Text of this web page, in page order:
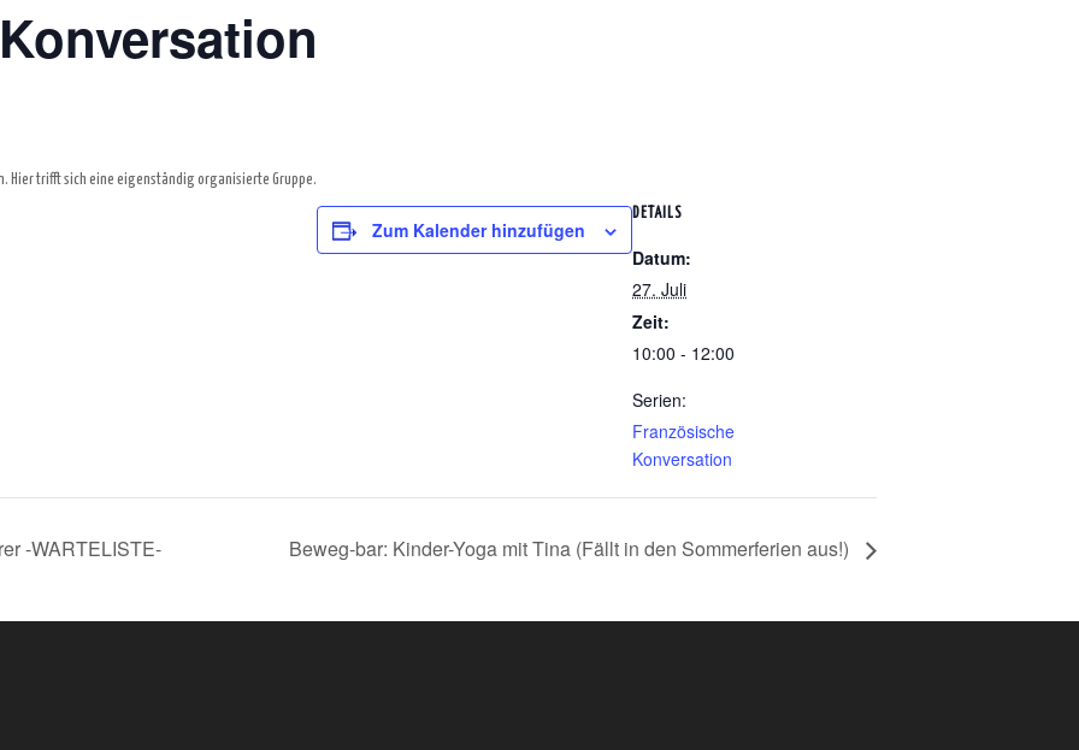
Hier trifft sich eine eigenständig organisierte Gruppe.
Zum Kalender hinzufügen
DETAILS
Datum:
27. Juli
Zeit:
10:00 - 12:00
Serien:
Französische
Konversation
-WARTELISTE- Beweg-bar: Kinder-Yoga mit Tina (Fällt in den Sommerferien aus!)